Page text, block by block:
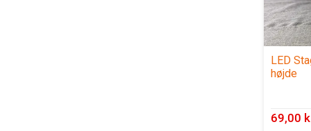
LED
højde
69,00